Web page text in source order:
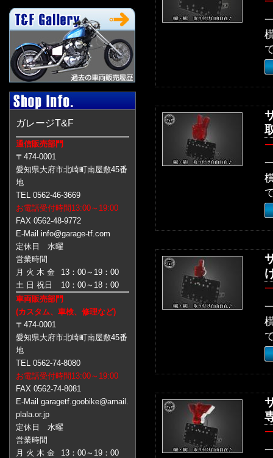
ガレージT&F
通信販売部門
〒474-0001
愛知県大府市北崎町南屋敷45番
地
TEL 0562-46-3669
お電話受付時間13:00～19:00
FAX 0562-48-9772
E-Mail info@garage-tf.com
定休日 水曜
営業時間
月 火 木 金
13：00～19：00
土 日 祝日
10：00～18：00
車両販売部門
(カスタム、車検、修理など)
〒474-0001
愛知県大府市北崎町南屋敷45番
地
TEL 0562-74-8080
お電話受付時間13:00～19:00
FAX 0562-74-8081
E-Mail garagetf.goobike@amail.
plala.or.jp
定休日 水曜
営業時間
月 火 木 金
13：00～19：00